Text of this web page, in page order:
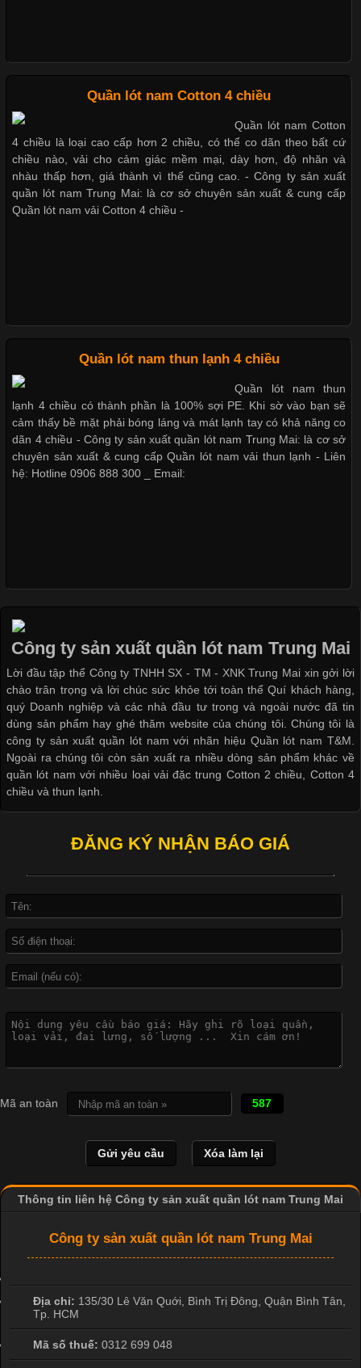
Xu Hướng Form Áo Thun Phổ Biến Trong Ngành May Mặc
Cập nhật 2026-05-09 15:58:23
Các Form Áo Thun Phổ Biến Hiện Nay Và Xu Hướng Trong
Ngành May Mặc Áo thun là một trong những trang phục quen
Khám Phá Áo Phông Trang Phục Phổ Biến Nhất Hiện Nay
Cập nhật 2026-04-24 17:24:50
Áo phông là một trong những trang phục phổ biến nhất trong
đời sống hiện đại nhờ sự tiện lợi, thoải mái và dễ phối đồ.
Không chỉ xuất hiện trong thời trang thường ngày, áo phông còn
được ứng dụng rộng rãi trong ngành sản xuất may mặc, đặc
Công Nghệ In Chuyển Nhiệt Trong Ngành Thời Trang Hiện
Cập nhật 2026-04-21 15:41:03
In Chuyển Nhiệt Là Gì? Công Nghệ In Hiện Đại Trong Ngành
May Mặc Trong ngành in ấn và thời trang, in chuyển nhiệt đang
là một trong những công nghệ phổ biến nhờ khả năng tạo ra
hình ảnh sắc nét và bền màu. Đặc biệt, kỹ thuật này được ứng
dụng rộng rãi trong sản xuất áo thun, đồ thể thao
Vì Sao Cơ Sở Sản Xuất Quần Lót Nam Ưa Chuộng Vải
Cotton?
Vải cotton là một trong những chất liệu được sử dụng rộng rãi
nhất trong ngành dệt may nhờ đặc tính mềm mại, thoáng mát
và thấm hút mồ hôi tốt. Đây cũng là loại vải được nhiều công ty
sản xuất quần lót nam lựa chọn để tạo ra các sản phẩm chất
lượng, phù hợp với nhu cầu sử dụng
Quần lót nam Cotton 4 chiều
Quần lót nam Cotton
4 chiều là loại cao cấp hơn 2 chiều, có thể co dãn theo bất cứ
chiều nào, vải cho cảm giác mềm mại, dày hơn, độ nhăn và
nhàu thấp hơn, giá thành vì thế cũng cao. - Công ty sản xuất
quần lót nam Trung Mai: là cơ sở chuyên sản xuất & cung cấp
Quần lót nam vải Cotton 4 chiều -
Quần lót nam thun lạnh 4 chiều
Quần lót nam thun
lạnh 4 chiều có thành phần là 100% sợi PE. Khi sờ vào bạn sẽ
cảm thấy bề mặt phải bóng láng và mát lạnh tay có khả năng co
dãn 4 chiều - Công ty sản xuất quần lót nam Trung Mai: là cơ sở
chuyên sản xuất & cung cấp Quần lót nam vải thun lạnh - Liên
hệ: Hotline 0906 888 300 _ Email:
Công ty sản xuất quần lót nam Trung Mai
Lời đầu tập thể Công ty TNHH SX - TM - XNK Trung Mai xin gởi lời
chào trân trọng và lời chúc sức khỏe tới toàn thể Quí khách hàng,
quý Doanh nghiệp và các nhà đầu tư trong và ngoài nước đã tin
dùng sản phẩm hay ghé thăm website của chúng tôi. Chúng tôi là
công ty sản xuất quần lót nam với nhãn hiệu Quần lót nam T&M.
Ngoài ra chúng tôi còn sản xuất ra nhiều dòng sản phẩm khác về
quần lót nam với nhiều loại vải đặc trung Cotton 2 chiều, Cotton 4
chiều và thun lạnh.
ĐĂNG KÝ NHẬN BÁO GIÁ
Mã an toàn 587
Thông tin liên hệ Công ty sản xuất quần lót nam Trung Mai
Công ty sản xuất quần lót nam Trung Mai
Địa chỉ: 135/30 Lê Văn Quới, Bình Trị Đông, Quận Bình Tân,
Tp. HCM
Mã số thuế: 0312 699 048